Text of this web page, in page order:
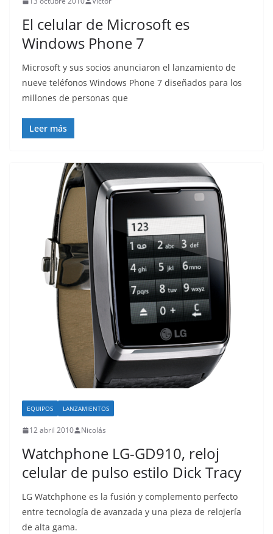
El celular de Microsoft es
Windows Phone 7
Microsoft y sus socios anunciaron el lanzamiento de
nueve teléfonos Windows Phone 7 diseñados para los
millones de personas que
Leer más
EQUIPOS LANZAMIENTOS
12 abril 2010 Nicolás
Watchphone LG-GD910, reloj
celular de pulso estilo Dick Tracy
LG Watchphone es la fusión y complemento perfecto
entre tecnología de avanzada y una pieza de relojería
de alta gama.